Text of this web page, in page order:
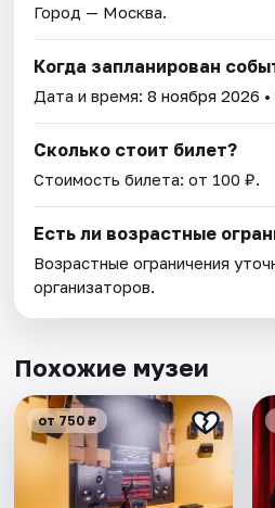
Город — Москва.
Когда запланирован
Дата и время:8 ноября 2026
Сколько стоит билет?
Стоимость билета: от 100 ₽.
Есть ли возрастные
Возрастные ограничения
организаторов.
Похожие музеи
от 750 ₽